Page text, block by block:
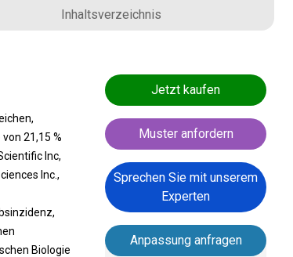
Inhaltsverzeichnis
21,15 %
Inc,
Inc.,
Biologie
Jetzt kaufen
Muster anfordern
Sprechen Sie mit unserem
Experten
Anpassung anfragen